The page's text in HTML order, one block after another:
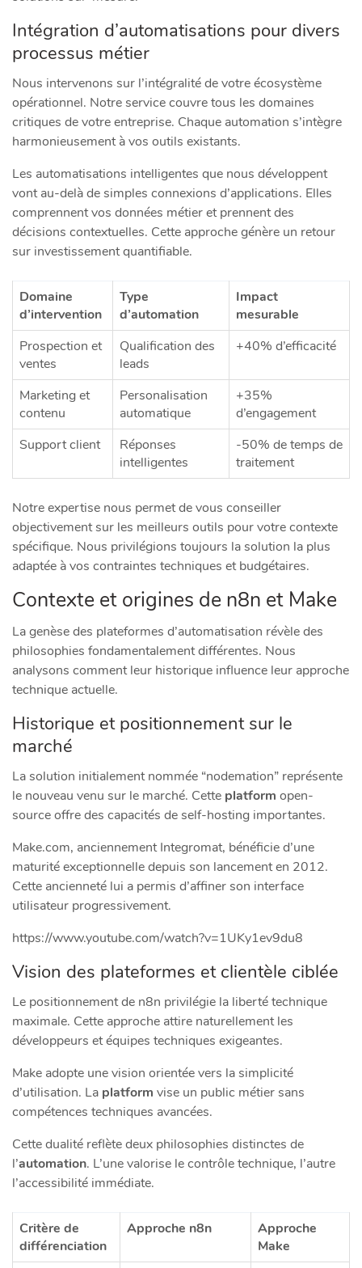
Intégration d’automatisations pour divers
processus métier
Nous intervenons sur l’intégralité de votre écosystème
opérationnel. Notre service couvre tous les domaines
critiques de votre entreprise. Chaque automation s’intègre
harmonieusement à vos outils existants.
Les automatisations intelligentes que nous développent
vont au-delà de simples connexions d’applications. Elles
comprennent vos données métier et prennent des
décisions contextuelles. Cette approche génère un retour
sur investissement quantifiable.
Domaine
d’intervention
Type
d’automation
Impact
mesurable
Prospection et
ventes
Qualification des
leads
+40% d’efficacité
Marketing et
contenu
Personalisation
automatique
+35%
d’engagement
Support client
Réponses
intelligentes
-50% de temps de
traitement
Notre expertise nous permet de vous conseiller
objectivement sur les meilleurs outils pour votre contexte
spécifique. Nous privilégions toujours la solution la plus
adaptée à vos contraintes techniques et budgétaires.
Contexte et origines de n8n et Make
La genèse des plateformes d’automatisation révèle des
philosophies fondamentalement différentes. Nous
analysons comment leur historique influence leur approche
technique actuelle.
Historique et positionnement sur le
marché
La solution initialement nommée “nodemation” représente
le nouveau venu sur le marché. Cette platform open-
source offre des capacités de self-hosting importantes.
Make.com, anciennement Integromat, bénéficie d’une
maturité exceptionnelle depuis son lancement en 2012.
Cette ancienneté lui a permis d’affiner son interface
utilisateur progressivement.
https://www.youtube.com/watch?v=1UKy1ev9du8
Vision des plateformes et clientèle ciblée
Le positionnement de n8n privilégie la liberté technique
maximale. Cette approche attire naturellement les
développeurs et équipes techniques exigeantes.
Make adopte une vision orientée vers la simplicité
d’utilisation. La platform vise un public métier sans
compétences techniques avancées.
Cette dualité reflète deux philosophies distinctes de
l’automation. L’une valorise le contrôle technique, l’autre
l’accessibilité immédiate.
Critère de
différenciation
Approche n8n
Approche
Make